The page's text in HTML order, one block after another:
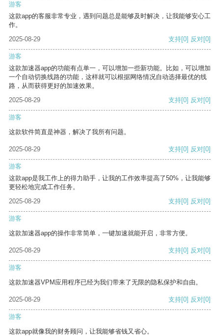
游客
这款app的客服非常专业，遇到问题总是能够及时解决，让我能够安心工
作。
2025-08-29
支持[0] 反对[0]
游客
这款加速器app的功能有点单一，可以增加一些新功能。比如，可以增加
一个自动切换线路的功能，这样就可以根据网络情况自动选择最优的线
路，从而获得更好的加速效果。
2025-08-29
支持[0] 反对[0]
游客
这款软件简直是神器，解决了我所有问题。
2025-08-29 支持[0] 反对[0]
游客
这款app是我工作上的得力助手，让我的工作效率提高了50%，让我能够
更轻松地完成工作任务。
2025-08-29
支持[0] 反对[0]
游客
这款加速器app的操作非常简单，一键加速就能开启，非常方便。
2025-08-29 支持[0] 反对[0]
游客
这款加速器VPM应用程序已经为我们带来了无限的隐私保护和自由。
2025-08-29 支持[0] 反对[0]
游客
这款app就像我的财务顾问，让我能够省钱又省心。